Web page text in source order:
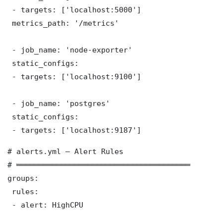
- targets: ['localhost:5000']
metrics_path: '/metrics'
- job_name: 'node-exporter'
static_configs:
- targets: ['localhost:9100']
- job_name: 'postgres'
static_configs:
- targets: ['localhost:9187']
# alerts.yml — Alert Rules
# ═══════════════════════════════════════
groups:
rules:
- alert: HighCPU